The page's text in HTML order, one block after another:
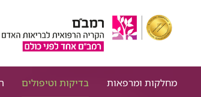
מחלקות ומרפאות בדיקות וטיפולים